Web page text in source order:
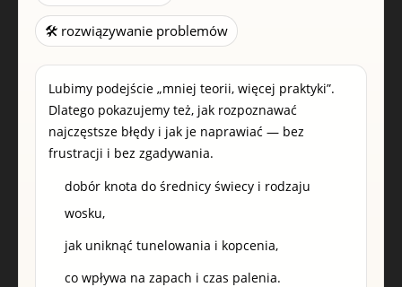
🛠️ rozwiązywanie problemów
Lubimy podejście „mniej teorii, więcej praktyki”.
Dlatego pokazujemy też, jak rozpoznawać
najczęstsze błędy i jak je naprawiać — bez
frustracji i bez zgadywania.
dobór knota do średnicy świecy i rodzaju
wosku,
jak uniknąć tunelowania i kopcenia,
co wpływa na zapach i czas palenia.